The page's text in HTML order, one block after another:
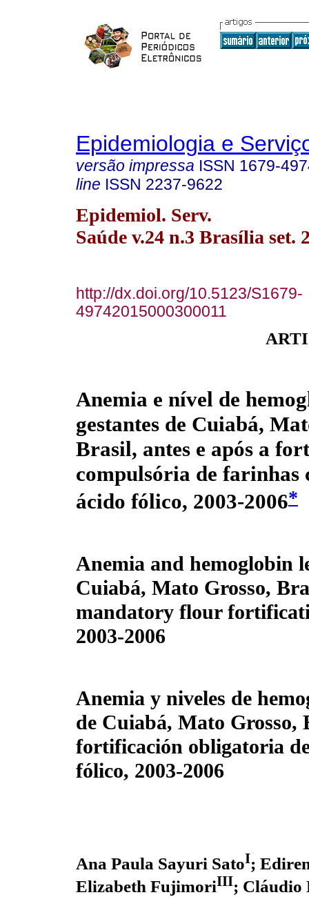
Epidemiologia e
versão impressa ISSN 1679-
line ISSN 2237-9622
Epidemiol. Serv.
Saúde v.24 n.3 Brasília set.
http://dx.doi.org/10.5123/S1679-
49742015000300011
Anemia e nível de
gestantes de Cuiabá,
Brasil, antes e após a
compulsória de farinhas
ácido fólico, 2003-2006*
Anemia and hemoglobin
Cuiabá, Mato Grosso,
mandatory flour
2003-2006
Anemia y niveles de
de Cuiabá, Mato Grosso,
fortificación obligatoria
fólico, 2003-2006
Ana Paula Sayuri SatoI;
Elizabeth FujimoriIII; Cláudio